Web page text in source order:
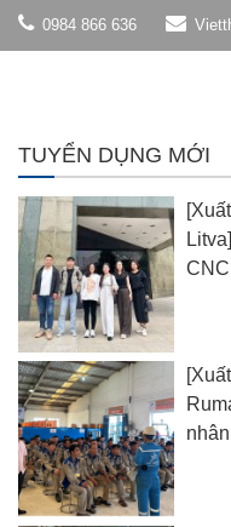
0984 866 636
TUYỂN DỤNG MỚI